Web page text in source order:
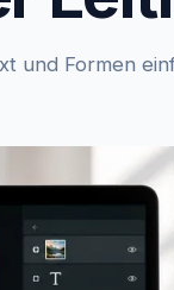
und Formen